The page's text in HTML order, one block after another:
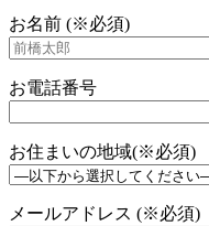
お名前 (※必須)
お電話番号
お住まいの地域(※必須)
メールアドレス (※必須)